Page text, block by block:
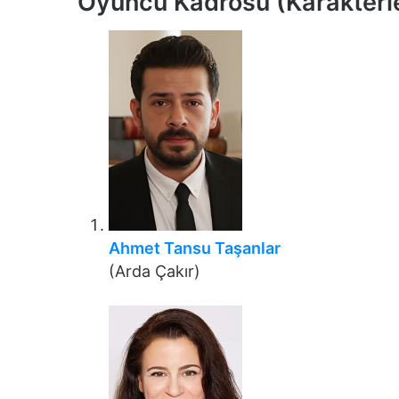
Ahmet Tansu Taşanlar
(Arda Çakır)